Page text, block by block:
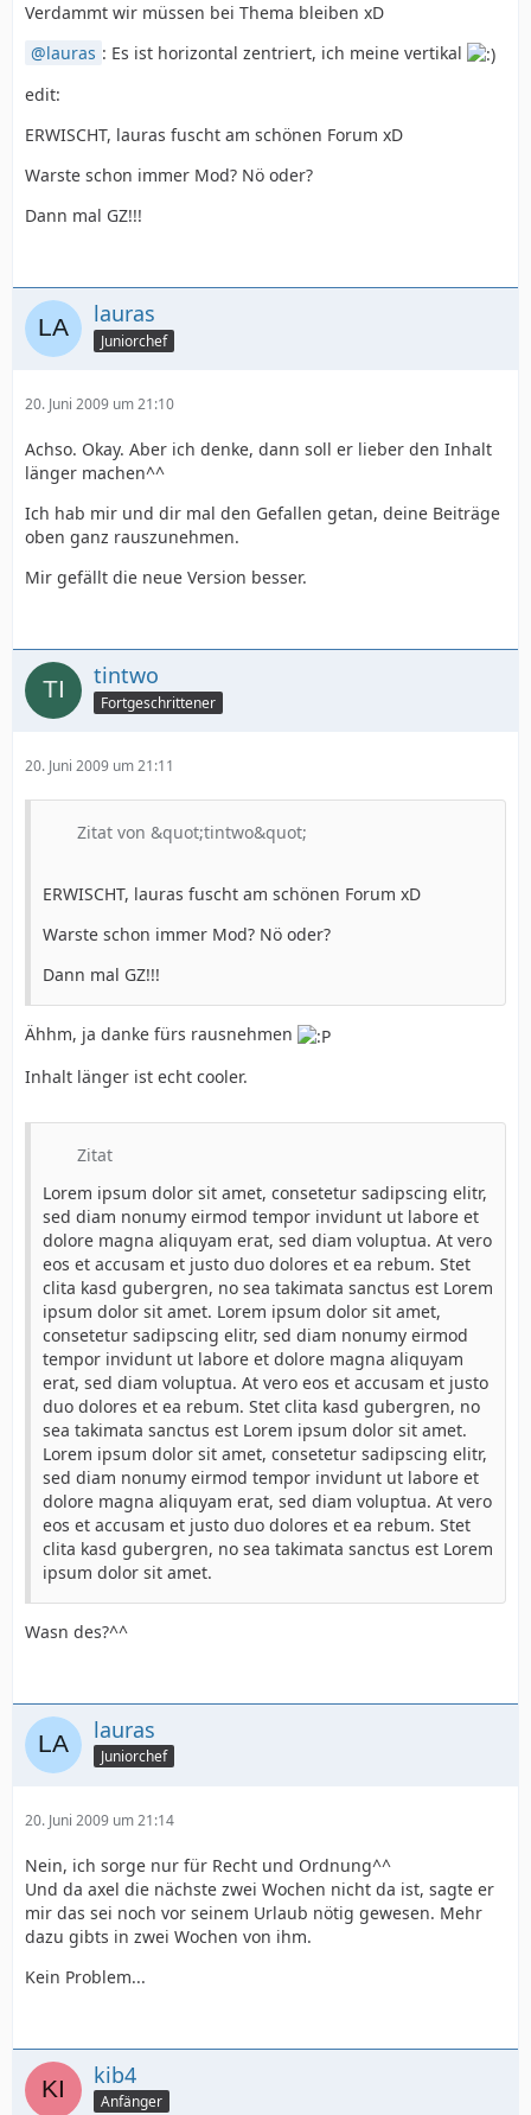
Verdammt wir müssen bei Thema bleiben xD
lauras : Es ist horizontal zentriert, ich meine vertikal
edit:
ERWISCHT, lauras fuscht am schönen Forum xD
Warste schon immer Mod? Nö oder?
Dann mal GZ!!!
lauras
Juniorchef
20. Juni 2009 um 21:10
Achso. Okay. Aber ich denke, dann soll er lieber den Inhalt
länger machen^^
Ich hab mir und dir mal den Gefallen getan, deine Beiträge
oben ganz rauszunehmen.
Mir gefällt die neue Version besser.
tintwo
Fortgeschrittener
20. Juni 2009 um 21:11
Zitat von &quot;tintwo&quot;
ERWISCHT, lauras fuscht am schönen Forum xD
Warste schon immer Mod? Nö oder?
Dann mal GZ!!!
Ähhm, ja danke fürs rausnehmen
Inhalt länger ist echt cooler.
Zitat
Lorem ipsum dolor sit amet, consetetur sadipscing elitr,
sed diam nonumy eirmod tempor invidunt ut labore et
dolore magna aliquyam erat, sed diam voluptua. At vero
eos et accusam et justo duo dolores et ea rebum. Stet
clita kasd gubergren, no sea takimata sanctus est Lorem
ipsum dolor sit amet. Lorem ipsum dolor sit amet,
consetetur sadipscing elitr, sed diam nonumy eirmod
tempor invidunt ut labore et dolore magna aliquyam
erat, sed diam voluptua. At vero eos et accusam et justo
duo dolores et ea rebum. Stet clita kasd gubergren, no
sea takimata sanctus est Lorem ipsum dolor sit amet.
Lorem ipsum dolor sit amet, consetetur sadipscing elitr,
sed diam nonumy eirmod tempor invidunt ut labore et
dolore magna aliquyam erat, sed diam voluptua. At vero
eos et accusam et justo duo dolores et ea rebum. Stet
clita kasd gubergren, no sea takimata sanctus est Lorem
ipsum dolor sit amet.
Wasn des?^^
lauras
Juniorchef
20. Juni 2009 um 21:14
Nein, ich sorge nur für Recht und Ordnung^^
Und da axel die nächste zwei Wochen nicht da ist, sagte er
mir das sei noch vor seinem Urlaub nötig gewesen. Mehr
dazu gibts in zwei Wochen von ihm.
Kein Problem...
kib4
Anfänger